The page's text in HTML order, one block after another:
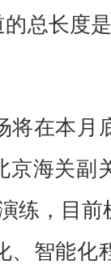
总长度
将在本月
京海关副
练，目
、智能化